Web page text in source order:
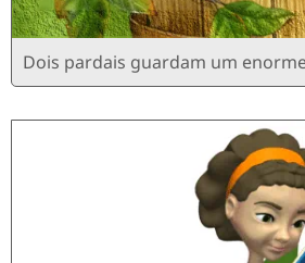
Dois pardais guardam um